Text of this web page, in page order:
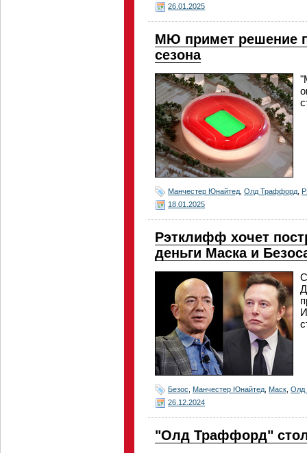
26.01.2025
МЮ примет решение
сезона
Манчестер Юнайтед Олд Траффорд
18.01.2025
Рэтклифф хочет
деньги Маска и
Безос Манчестер Юнайтед Маск Олд
26.12.2024
"Олд Траффорд"